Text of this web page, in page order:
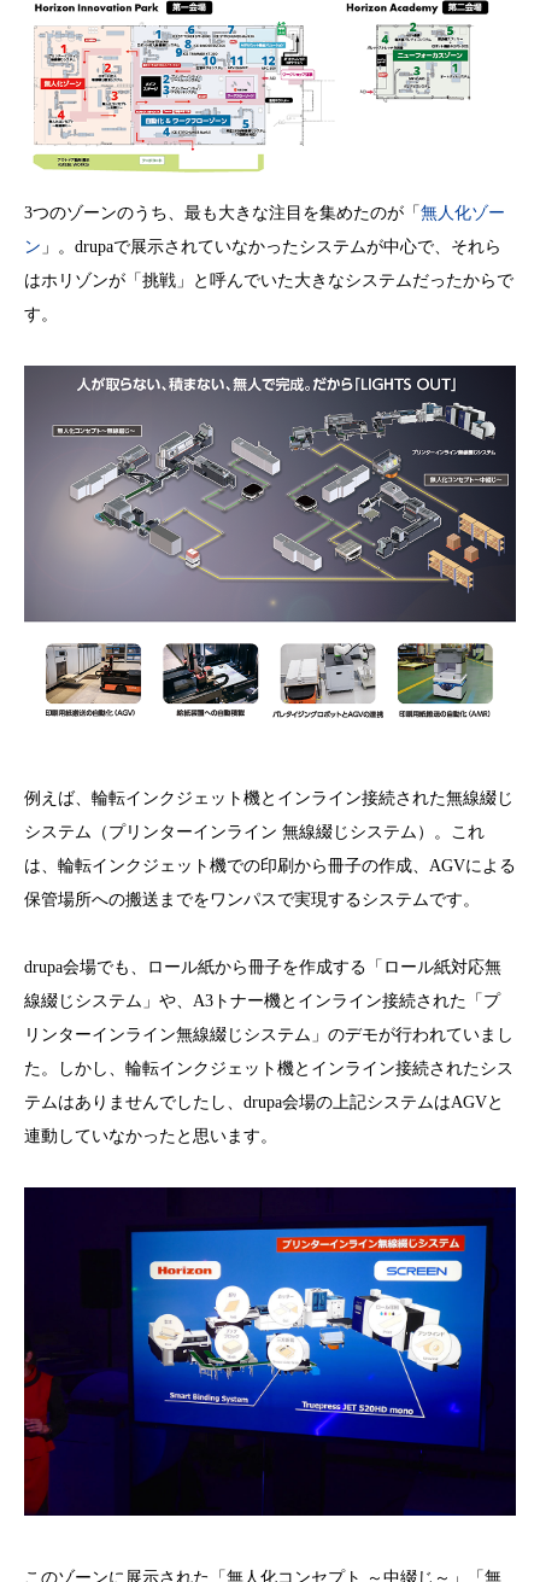
3つのゾーンのうち、最も大きな注目を集めたのが「 無人化ゾー
ン 」。drupaで展示されていなかったシステムが中心で、それら
はホリゾンが「挑戦」と呼んでいた大きなシステムだったからで
す。
例えば、輪転インクジェット機とインライン接続された無線綴じ
システム（プリンターインライン 無線綴じシステム）。これ
は、輪転インクジェット機での印刷から冊子の作成、AGVによる
保管場所への搬送までをワンパスで実現するシステムです。
drupa会場でも、ロール紙から冊子を作成する「ロール紙対応無
線綴じシステム」や、A3トナー機とインライン接続された「プ
リンターインライン無線綴じシステム」のデモが行われていまし
た。しかし、輪転インクジェット機とインライン接続されたシス
テムはありませんでしたし、drupa会場の上記システムはAGVと
連動していなかったと思います。
このゾーンに展示された「無人化コンセプト ～中綴じ～」「無